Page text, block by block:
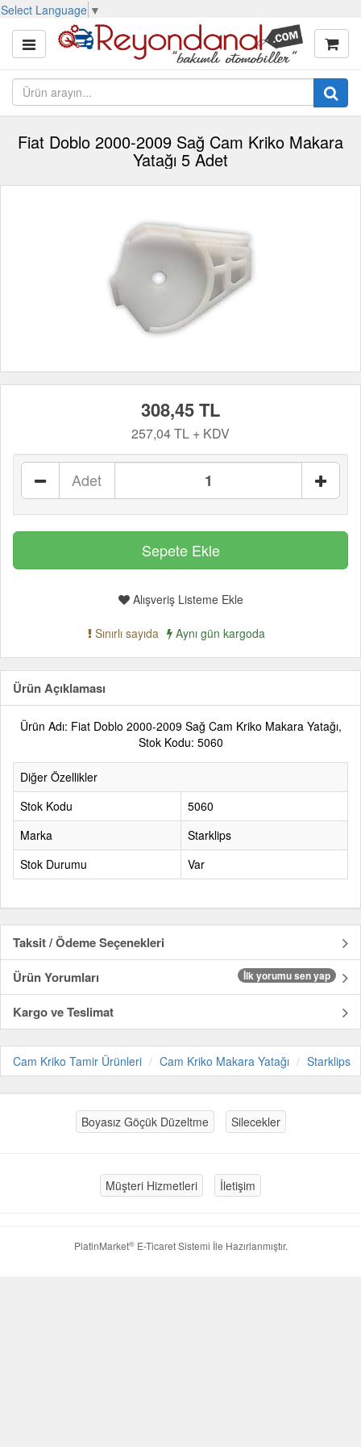
Select Language ▼
Fiat Doblo 2000-2009 Sağ Cam Kriko Makara
Yatağı 5 Adet
308,45 TL
257,04 TL + KDV
Adet
Alışveriş Listeme Ekle
Sınırlı sayıda Aynı gün kargoda
Ürün Açıklaması
Ürün Adı: Fiat Doblo 2000-2009 Sağ Cam Kriko Makara Yatağı,
Stok Kodu: 5060
Diğer Özellikler
Stok Kodu
5060
Marka
Starklips
Stok Durumu
Var
Taksit / Ödeme Seçenekleri
Ürün Yorumları
İlk yorumu sen yap
Kargo ve Teslimat
Cam Kriko Tamir Ürünleri Cam Kriko Makara Yatağı Starklips
Boyasız Göçük Düzeltme Silecekler
Müşteri Hizmetleri İletişim
PlatinMarket®E-Ticaret Sistemi İle Hazırlanmıştır.